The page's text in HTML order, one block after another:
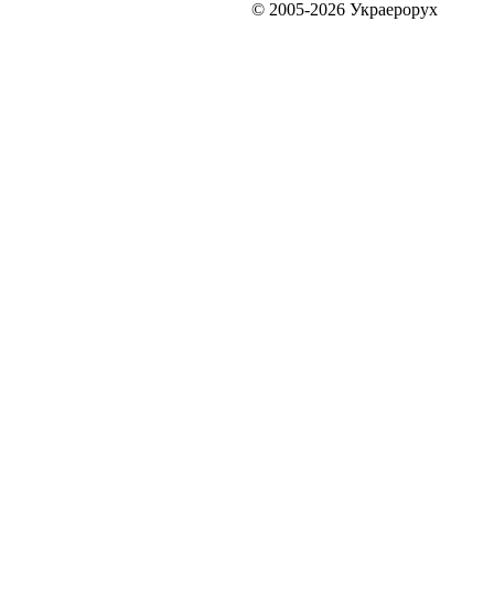
© 2005-2026 Украерорух